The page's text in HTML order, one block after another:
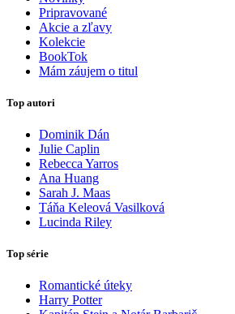
Pripravované
Akcie a zľavy
Kolekcie
BookTok
Mám záujem o titul
Top autori
Dominik Dán
Julie Caplin
Rebecca Yarros
Ana Huang
Sarah J. Maas
Táňa Keleová Vasilková
Lucinda Riley
Top série
Romantické úteky
Harry Potter